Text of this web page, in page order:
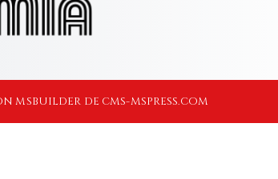
MSBUILDER DE CMS-MSPRESS.COM